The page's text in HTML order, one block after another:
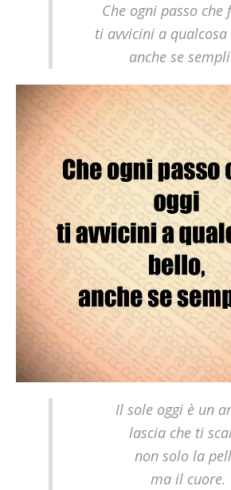
Che ogni passo che
ti avvicini a
anche se
Il sole oggi è un
lascia che ti
non solo la
ma il cuore.